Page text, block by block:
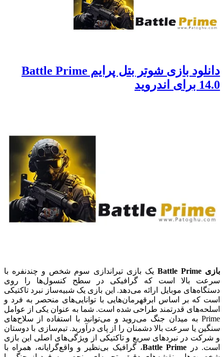
دانلود بازی شوتر بتل پرایم Battle Prime
14.0 برای اندروید
بازی Battle Prime
یک بازی تیراندازی سوم شخص و چندنفره با
سرعت بالا است که گرافیکی در سطح کنسول‌ها را روی
دستگاه‌های موبایل ارائه می‌دهد. این بازی یک شبیه‌ساز نبرد تاکتیکی
است که بر اساس ابرقهرمان‌هایی با توانایی‌های منحصر به فرد و
اسلحه‌های قدرتمند طراحی شده است. شما به عنوان یکی از عوامل
Prime به میدان جنگ می‌روید و می‌توانید با استفاده از سلاح‌های
سنگین یا سرعت بالا دشمنان را از پای درآورید. تیم‌سازی با دوستان
و شرکت در نبردهای سریع و تاکتیکی از ویژگی‌های اصلی این بازی
است. در Battle Prime، گرافیک بی‌نظیر و واقع‌گرایانه، همراه با